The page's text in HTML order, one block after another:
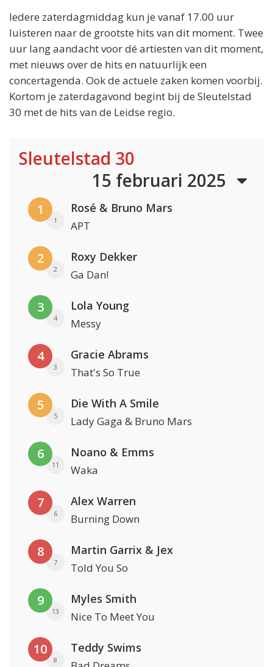
Iedere zaterdagmiddag kun je vanaf 17.00 uur
luisteren naar de grootste hits van dit moment. Twee
uur lang aandacht voor dé artiesten van dit moment,
met nieuws over de hits en natuurlijk een
concertagenda. Ook de actuele zaken komen voorbij.
Kortom je zaterdagavond begint bij de Sleutelstad
30 met de hits van de Leidse regio.
Sleutelstad 30
15 februari 2025
1
1
Rosé & Bruno Mars
APT
2
2
Roxy Dekker
Ga Dan!
3
4
Lola Young
Messy
4
3
Gracie Abrams
That's So True
5
5
Die With A Smile
Lady Gaga & Bruno Mars
6
11
Noano & Emms
Waka
7
6
Alex Warren
Burning Down
8
7
Martin Garrix & Jex
Told You So
9
13
Myles Smith
Nice To Meet You
10
8
Teddy Swims